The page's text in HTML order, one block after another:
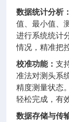
数据统计分析
值、最小值、
进行系统统计
情况，精准把
校准功能：支
准法对测头系
精度测量状态
轻松完成，有
数据存储与传